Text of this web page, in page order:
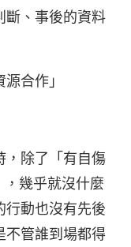
斷、事後的資料
合作」
，除了「有自傷
，幾乎就沒什麼
動也沒有先後
不管誰到場都得